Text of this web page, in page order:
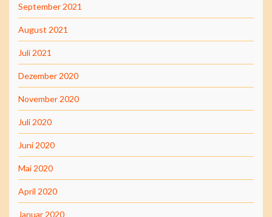
September 2021
August 2021
Juli 2021
Dezember 2020
November 2020
Juli 2020
Juni 2020
Mai 2020
April 2020
Januar 2020